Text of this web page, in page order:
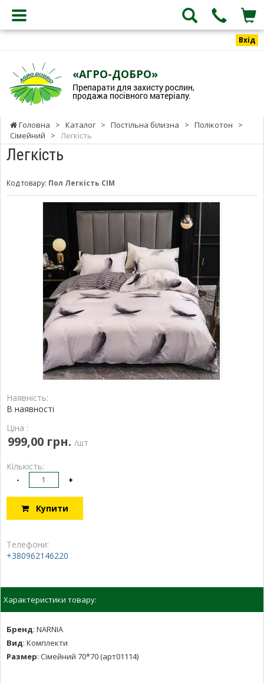
Вхід
«АГРО-ДОБРО»
Препарати для захисту рослин,
продажа посівного матеріалу.
Головна > Каталог > Постільна білизна > Полікотон
>
Сімейний
> Легкість
Легкість
Код товару: Пол Легкість СІМ
Наявність:
В наявності
Ціна :
999,00 грн. /шт
Кількість:
- +
Купити
Телефони:
+380962146220
Характеристики товару:
Бренд: NARNIA
Вид: Комплекти
Размер: Сімейний 70*70 (арт01114)